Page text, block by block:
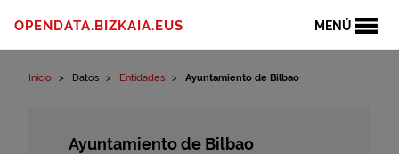
MENÚ
OPENDATA.BIZKAIA.EUS
Inicio Datos Entidades Ayuntamiento de Bilbao
Ayuntamiento de Bilbao